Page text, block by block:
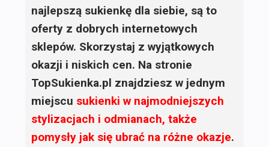
najlepszą sukienkę dla siebie, są to
oferty z dobrych internetowych
sklepów. Skorzystaj z wyjątkowych
okazji i niskich cen. Na stronie
TopSukienka.pl znajdziesz w jednym
miejscu sukienki w najmodniejszych
stylizacjach i odmianach, także
pomysły jak się ubrać na różne okazje.